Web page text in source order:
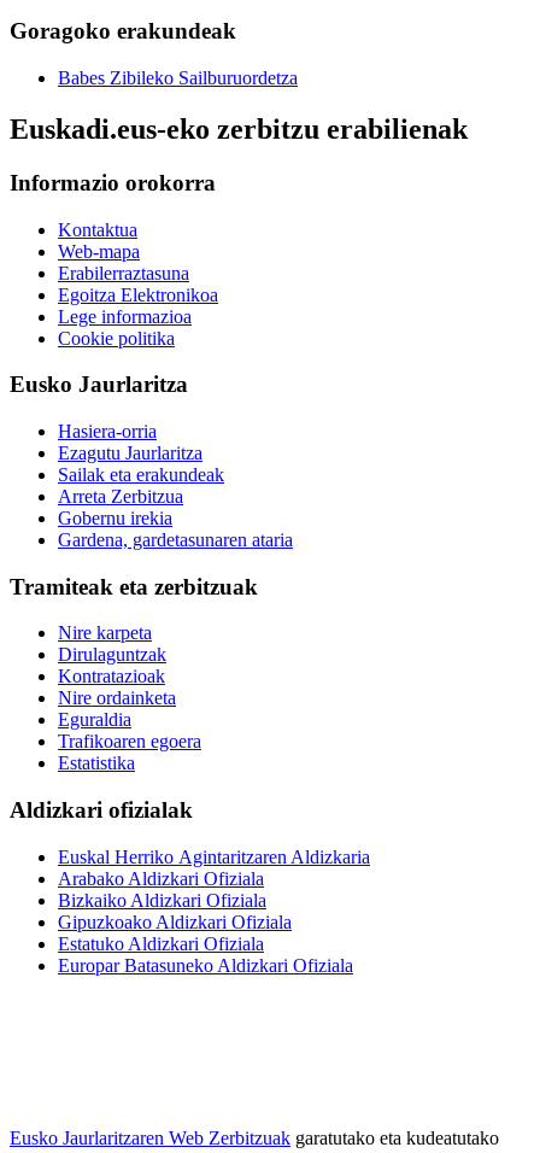
Goragoko erakundeak
Babes Zibileko Sailburuordetza
Euskadi.eus-eko zerbitzu erabilienak
Informazio orokorra
Kontaktua
Web-mapa
Erabilerraztasuna
Egoitza Elektronikoa
Lege informazioa
Cookie politika
Eusko Jaurlaritza
Hasiera-orria
Ezagutu Jaurlaritza
Sailak eta erakundeak
Arreta Zerbitzua
Gobernu irekia
Gardena, gardetasunaren ataria
Tramiteak eta zerbitzuak
Nire karpeta
Dirulaguntzak
Kontratazioak
Nire ordainketa
Eguraldia
Trafikoaren egoera
Estatistika
Aldizkari ofizialak
Euskal Herriko Agintaritzaren Aldizkaria
Arabako Aldizkari Ofiziala
Bizkaiko Aldizkari Ofiziala
Gipuzkoako Aldizkari Ofiziala
Estatuko Aldizkari Ofiziala
Europar Batasuneko Aldizkari Ofiziala
Eusko Jaurlaritzaren Web Zerbitzuak garatutako eta kudeatutako